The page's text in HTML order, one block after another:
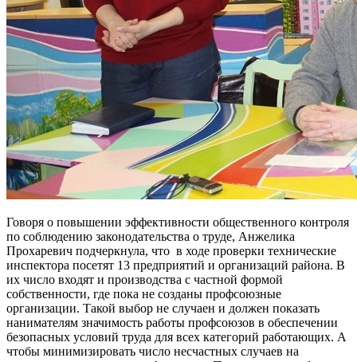
Говоря о повышении эффективности общественного контроля
по соблюдению законодательства о труде, Анжелика
Прохаревич подчеркнула, что в ходе проверки технические
инспектора посетят 13 предприятий и организаций района. В
их число входят и производства с частной формой
собственности, где пока не созданы профсоюзные
организации. Такой выбор не случаен и должен показать
нанимателям значимость работы профсоюзов в обеспечении
безопасных условий труда для всех категорий работающих. А
чтобы минимизировать число несчастных случаев на